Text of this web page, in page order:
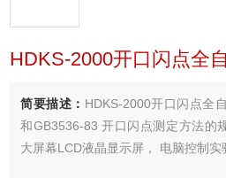
HDKS-2000开口闪点全
简要描述： HDKS-2000开口闪点全
和GB3536-83 开口闪点测定方法的
大屏幕LCD液晶显示屏， 电脑控制实